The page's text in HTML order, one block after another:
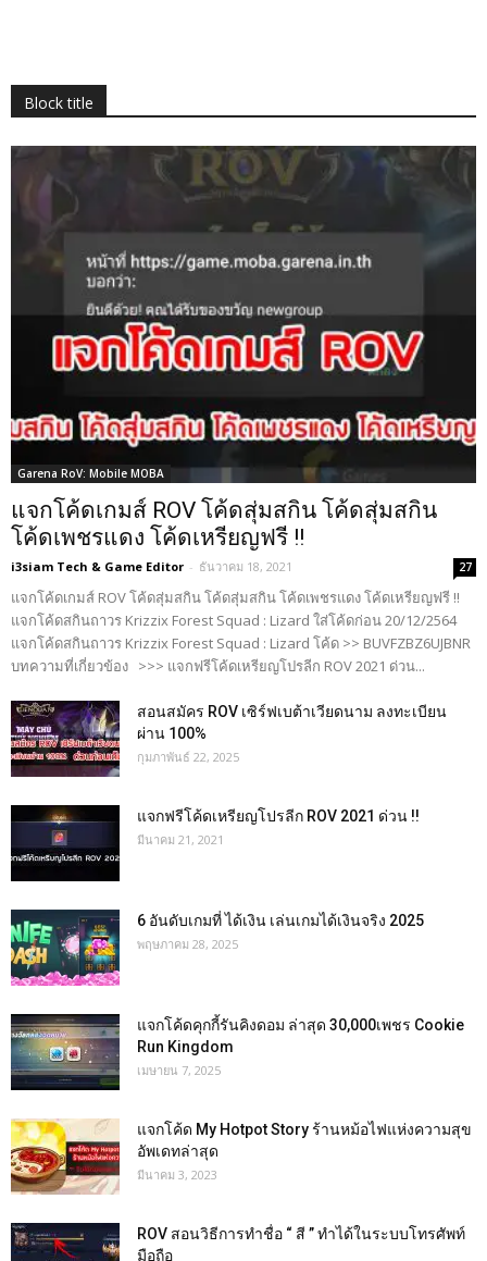
Block title
Garena RoV: Mobile MOBA
แจกโค้ดเกมส์ ROV โค้ดสุ่มสกิน โค้ดสุ่มสกิน
โค้ดเพชรแดง โค้ดเหรียญฟรี !!
i3siam Tech & Game Editor - ธันวาคม 18, 2021 27
แจกโค้ดเกมส์ ROV โค้ดสุ่มสกิน โค้ดสุ่มสกิน โค้ดเพชรแดง โค้ดเหรียญฟรี !!
แจกโค้ดสกินถาวร Krizzix Forest Squad : Lizard ใส่โค้ดก่อน 20/12/2564
แจกโค้ดสกินถาวร Krizzix Forest Squad : Lizard โค้ด >> BUVFZBZ6UJBNR
บทความที่เกี่ยวข้อง >>> แจกฟรีโค้ดเหรียญโปรลีก ROV 2021 ด่วน...
สอนสมัคร ROV เซิร์ฟเบต้าเวียดนาม ลงทะเบียน
ผ่าน 100%
กุมภาพันธ์ 22, 2025
แจกฟรีโค้ดเหรียญโปรลีก ROV 2021 ด่วน !!
มีนาคม 21, 2021
6 อันดับเกมที่ ได้เงิน เล่นเกมได้เงินจริง 2025
พฤษภาคม 28, 2025
แจกโค้ดคุกกี้รันคิงดอม ล่าสุด 30,000เพชร Cookie
Run Kingdom
เมษายน 7, 2025
แจกโค้ด My Hotpot Story ร้านหม้อไฟแห่งความสุข
อัพเดทล่าสุด
มีนาคม 3, 2023
ROV สอนวิธีการทำชื่อ “ สี ” ทำได้ในระบบโทรศัพท์
มือถือ